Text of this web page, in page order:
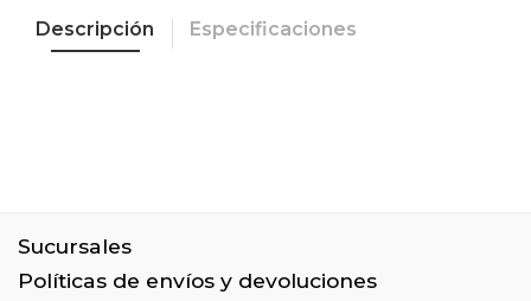
Descripción Especificaciones
Sucursales
Políticas de envíos y devoluciones